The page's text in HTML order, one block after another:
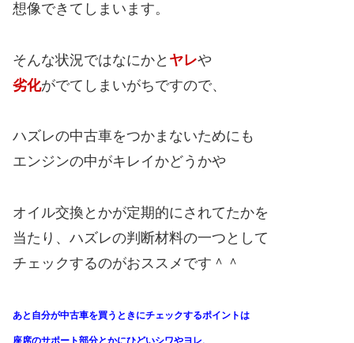
想像できてしまいます。
そんな状況ではなにかと ヤレや
劣化がでてしまいがちですので、
ハズレの中古車をつかまないためにも
エンジンの中がキレイかどうかや
オイル交換とかが定期的にされてたかを
当たり、ハズレの判断材料の一つとして
チェックするのがおススメです＾＾
あと自分が中古車を買うときにチェックするポイントは
座席のサポート部分とかにひどいシワやヨレ、